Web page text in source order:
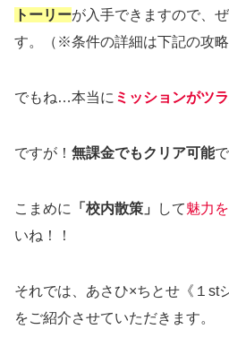
トーリーが入手できますので、
す。（※条件の詳細は下記の攻略
でもね…本当に ミッションがツ
ですが！ 無課金でもクリア可能
こまめに 「校内散策」 して魅力
いね！！
それでは、あさひ×ちとせ《１st
をご紹介させていただきます。